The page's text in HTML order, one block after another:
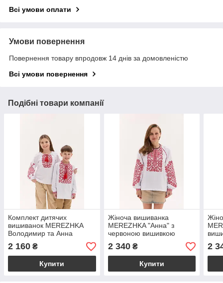
Всі умови оплати
Умови повернення
Повернення товару впродовж 14 днів за домовленістю
Всі умови повернення
Подібні товари компанії
Комплект дитячих
вишиванок MEREZHKA
Володимир та Анна
2 160 ₴
Купити
Жіноча вишиванка
MEREZHKA "Анна" з
червоною вишивкою
2 340₴
Купити
2